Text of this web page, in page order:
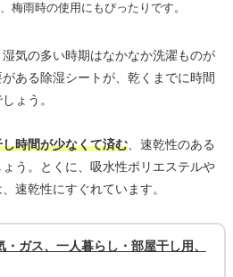
梅雨時の使用にもぴったりです。
気の多い時期はなかなか洗濯ものが
ある除湿シートが、乾くまでに時間
ょう。
し時間が少なくて済む、速乾性のある
う。とくに、吸水性ポリエステルや
速乾性にすぐれています。
ガス、一人暮らし・部屋干し用、